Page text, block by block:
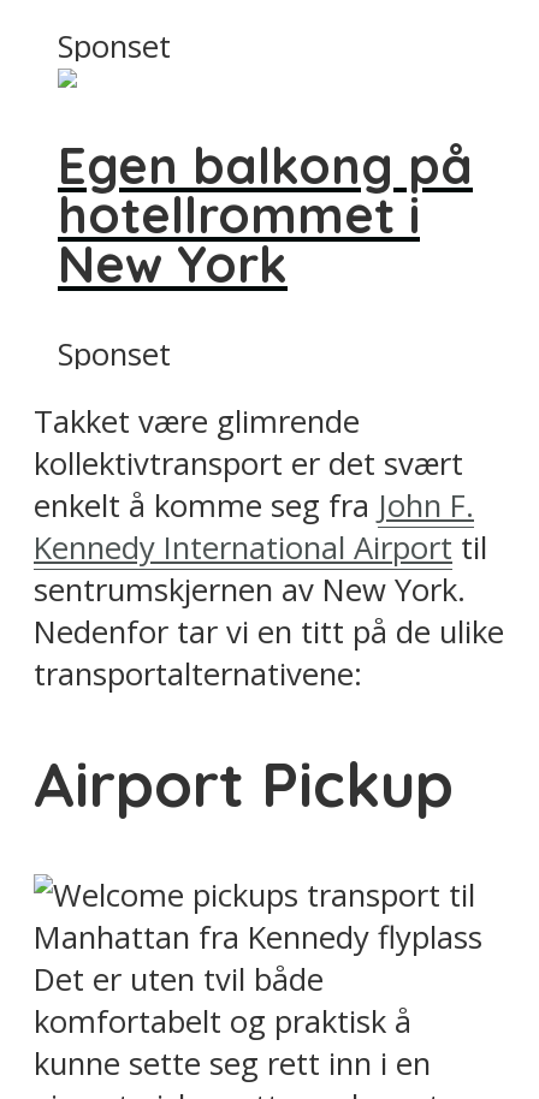
Sponset
Egen balkong på
hotellrommet i
New York
Sponset
Takket være glimrende
kollektivtransport er det svært
enkelt å komme seg fra John F.
Kennedy International Airport til
sentrumskjernen av New York.
Nedenfor tar vi en titt på de ulike
transportalternativene:
Airport Pickup
Det er uten tvil både
komfortabelt og praktisk å
kunne sette seg rett inn i en